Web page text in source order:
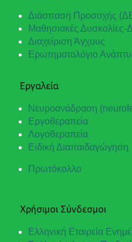
Διάσπαση Προσοχής
Μαθησιακές Δυσκολίες-
Διαχείριση Άγχους
Ερωτηματολόγιο
Εργαλεία
Νευροανάδραση
Εργοθεραπεία
Λογοθεραπεία
Ειδική Διαπαιδαγώγηση
Πρωτόκολλο
Χρήσιμοι Σύνδεσμοι
Ελληνική Εταιρεία